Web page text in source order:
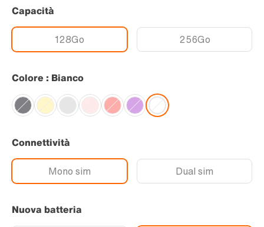
Capacità
128Go 256Go
Colore : Bianco
Connettività
Mono sim Dual sim
Nuova batteria